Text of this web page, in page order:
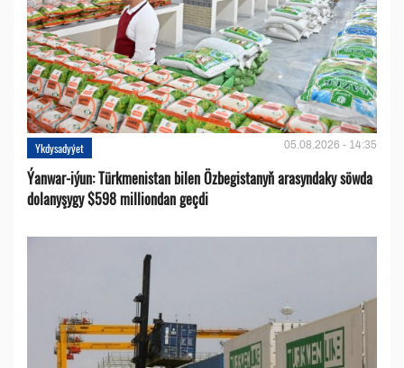
Ykdysadyýet 05.08.2026 - 14:35
Ýanwar-iýun: Türkmenistan bilen Özbegistanyň arasyndaky söwda
dolanyşygy $598 milliondan geçdi